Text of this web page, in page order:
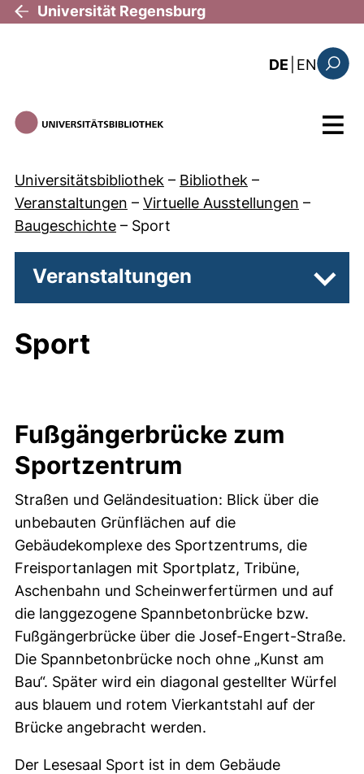
Direkt zum Inhalt
Universität Regensburg
DE EN: the
Menü
Universitätsbibliothek – Bibliothek –
Veranstaltungen – Virtuelle Ausstellungen –
Baugeschichte – Sport
Veranstaltungen
Sport
Fußgängerbrücke zum
Sportzentrum
Straßen und Geländesituation: Blick über die
unbebauten Grünflächen auf die
Gebäudekomplexe des Sportzentrums, die
Freisportanlagen mit Sportplatz, Tribüne,
Aschenbahn und Scheinwerfertürmen und auf
die langgezogene Spannbetonbrücke bzw.
Fußgängerbrücke über die Josef-Engert-Straße.
Die Spannbetonbrücke noch ohne „Kunst am
Bau“. Später wird ein diagonal gestellter Würfel
aus blauem und rotem Vierkantstahl auf der
Brücke angebracht werden.
Der Lesesaal Sport ist in dem Gebäude